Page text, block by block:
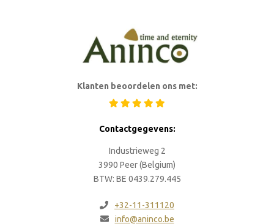
Klanten beoordelen ons met:
Contactgegevens:
Industrieweg 2
3990 Peer (Belgium)
BTW: BE 0439.279.445
+32-11-311120
info@aninco.be